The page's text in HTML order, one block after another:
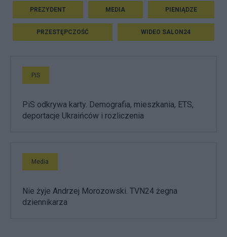
PREZYDENT MEDIA PIENIĄDZE
PRZESTĘPCZOŚĆ WIDEO SALON24
PiS
PiS odkrywa karty. Demografia, mieszkania, ETS,
deportacje Ukraińców i rozliczenia
Media
Nie żyje Andrzej Morozowski. TVN24 żegna
dziennikarza